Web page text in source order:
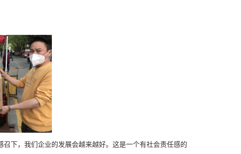
下，我们企业的发展会越来越好。这是一个有社会责任感的